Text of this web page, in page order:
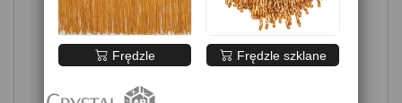
Frędzle Frędzle szklane